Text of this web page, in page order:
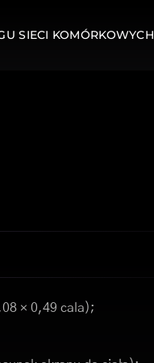
SIECI KOMÓRKOWYCH
× 0,49 cala);